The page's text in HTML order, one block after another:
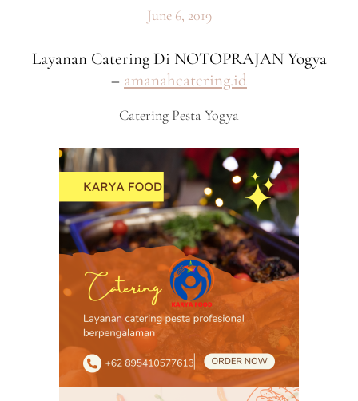
June 6, 2019
Layanan Catering Di NOTOPRAJAN Yogya
– amanahcatering.id
Catering Pesta Yogya